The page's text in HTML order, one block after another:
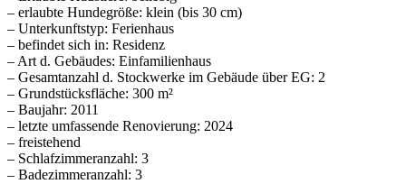
– erlaubte Hundegröße: klein (bis 30 cm)
– Unterkunftstyp: Ferienhaus
– befindet sich in: Residenz
– Art d. Gebäudes: Einfamilienhaus
– Gesamtanzahl d. Stockwerke im Gebäude über EG: 2
– Grundstücksfläche: 300 m²
– Baujahr: 2011
– letzte umfassende Renovierung: 2024
– freistehend
– Schlafzimmeranzahl: 3
– Badezimmeranzahl: 3